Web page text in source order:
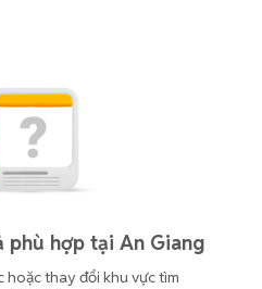
phù hợp tại An Giang
hoặc thay đổi khu vực tìm